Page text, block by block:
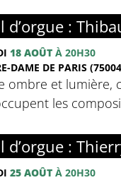
d’orgue :
18 AOÛT À 20H30
DAME DE PARIS
ombre et lumière,
les
d’orgue :
25 AOÛT À 20H30